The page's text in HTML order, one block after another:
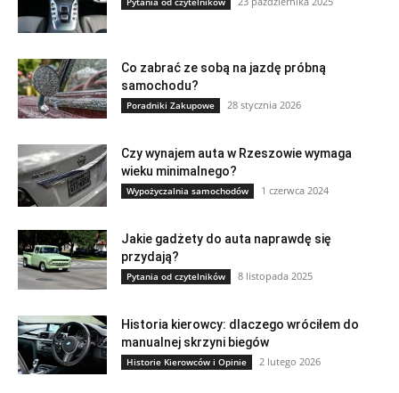
Co zabrać ze sobą na jazdę próbną
samochodu?
Poradniki Zakupowe 28 stycznia 2026
Czy wynajem auta w Rzeszowie wymaga
wieku minimalnego?
Wypożyczalnia samochodów 1 czerwca 2024
Jakie gadżety do auta naprawdę się
przydają?
Pytania od czytelników 8 listopada 2025
Historia kierowcy: dlaczego wróciłem do
manualnej skrzyni biegów
Historie Kierowców i Opinie 2 lutego 2026